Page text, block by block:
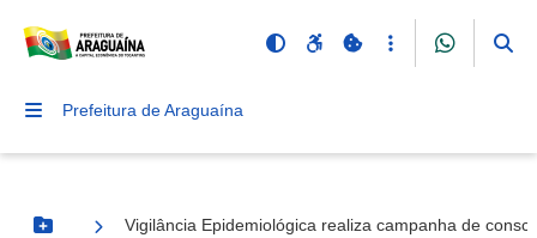
Prefeitura de Araguaína
Vigilância Epidemiológica realiza campanha de